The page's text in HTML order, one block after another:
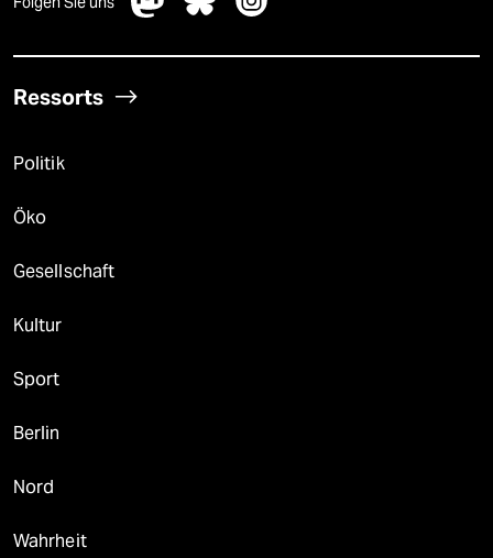
Ressorts
Politik
Öko
Gesellschaft
Kultur
Sport
Berlin
Nord
Wahrheit